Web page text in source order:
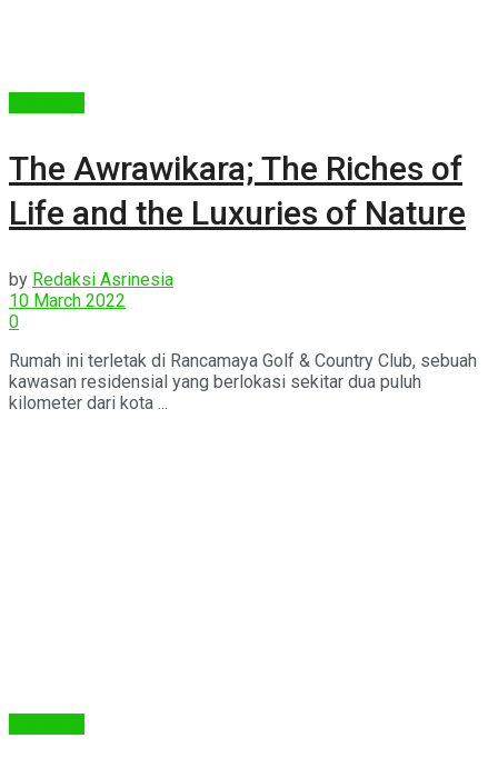
The Awrawikara; The Riches of
Life and the Luxuries of Nature
by Redaksi Asrinesia
10 March 2022
0
Rumah ini terletak di Rancamaya Golf & Country Club, sebuah
kawasan residensial yang berlokasi sekitar dua puluh
kilometer dari kota ...